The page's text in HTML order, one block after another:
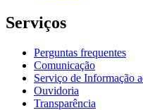
Serviços
Perguntas frequentes
Comunicação
Serviço de Informação
Ouvidoria
Transparência